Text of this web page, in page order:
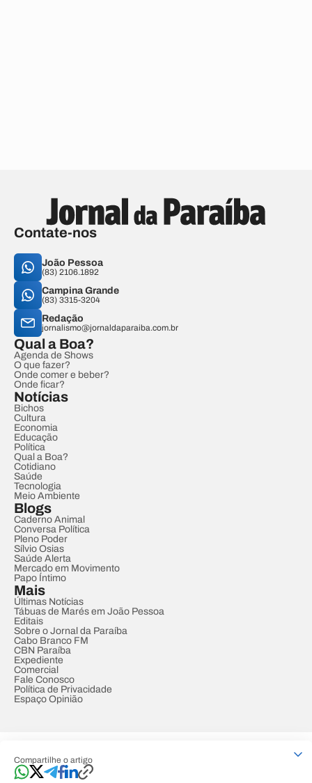
Compartilhe o artigo
Contate-nos
João Pessoa
(83) 2106.1892
Campina Grande
(83) 3315-3204
Redação
jornalismo@jornaldaparaiba.com.br
Qual a Boa?
Agenda de Shows
O que fazer?
Onde comer e beber?
Onde ficar?
Notícias
Bichos
Cultura
Economia
Educação
Política
Qual a Boa?
Cotidiano
Saúde
Tecnologia
Meio Ambiente
Blogs
Caderno Animal
Conversa Política
Pleno Poder
Sílvio Osias
Saúde Alerta
Mercado em Movimento
Papo Íntimo
Mais
Últimas Notícias
Tábuas de Marés em João Pessoa
Editais
Sobre o Jornal da Paraíba
Cabo Branco FM
CBN Paraíba
Expediente
Comercial
Fale Conosco
Política de Privacidade
Espaço Opinião
Developed by Designed by